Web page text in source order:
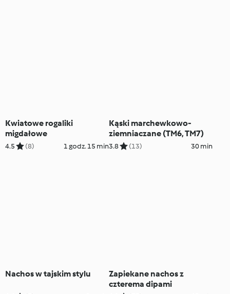
Kwiatowe rogaliki
migdałowe
4.5 (8) 1 godz. 15 min
Kąski marchewkowo-
ziemniaczane (TM6, TM7)
3.8 (13) 30 min
Nachos w tajskim stylu
Zapiekane nachos z
czterema dipami